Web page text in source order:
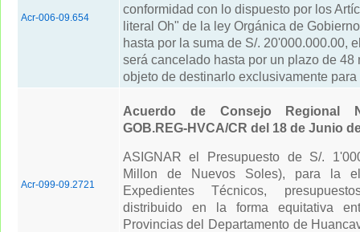
Acr-006-09.654
conformidad con lo dispuesto por los
literal Oh" de la ley Orgánica de
hasta por la suma de S/. 20'000.000.00,
será cancelado hasta por un plazo de 48
objeto de destinarlo exclusivamente
Acr-099-09.2721
Acuerdo de Consejo Regional
GOB.REG-HVCA/CR del 18 de Junio
ASIGNAR el Presupuesto de S/.
Millon de Nuevos Soles), para la
Expedientes Técnicos,
distribuido en la forma equitativa
Provincias del Departamento de